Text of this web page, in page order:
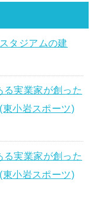
タジアムの建
実業家が創った
東小岩スポーツ)
実業家が創った
東小岩スポーツ)